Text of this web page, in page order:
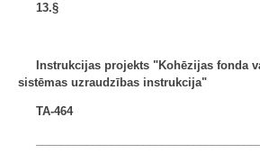
13.§
Instrukcijas projekts "Kohēzijas fonda
sistēmas uzraudzības instrukcija"
TA-464